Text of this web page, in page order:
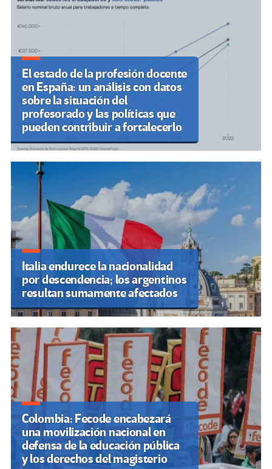
El estado de la profesión docente
en España: un análisis con datos
sobre la situación del
profesorado y las políticas que
pueden contribuir a fortalecerlo
Italia endurece la nacionalidad
por descendencia; los argentinos
resultan sumamente afectados
Colombia: Fecode encabezará
una movilización nacional en
defensa de la educación pública
y los derechos del magisterio